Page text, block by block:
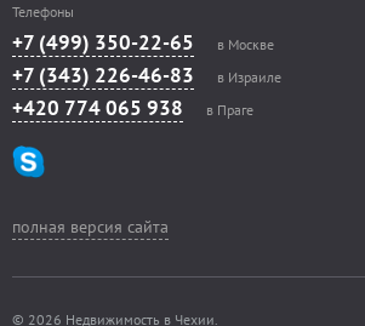
Телефоны
+7 (499) 350-22-65 в Москве
+7 (343) 226-46-83 в Израиле
+420 774 065 938 в Праге
полная версия сайта
© 2026 Недвижимость в Чехии.